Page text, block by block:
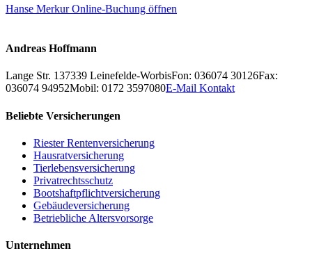
Hanse Merkur Online-Buchung öffnen
Andreas Hoffmann
Lange Str. 137339 Leinefelde-WorbisFon: 036074 30126Fax:
036074 94952Mobil: 0172 3597080E-Mail Kontakt
Beliebte Versicherungen
Riester Rentenversicherung
Hausratversicherung
Tierlebensversicherung
Privatrechtsschutz
Bootshaftpflichtversicherung
Gebäudeversicherung
Betriebliche Altersvorsorge
Unternehmen